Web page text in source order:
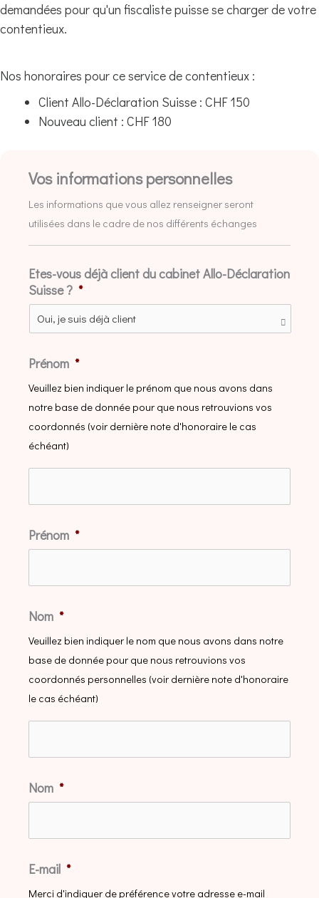
demandées pour qu'un fiscaliste puisse se charger de votre
contentieux.
Nos honoraires pour ce service de contentieux :
Client Allo-Déclaration Suisse : CHF 150
Nouveau client : CHF 180
Vos informations personnelles
Les informations que vous allez renseigner seront
utilisées dans le cadre de nos différents échanges
Etes-vous déjà client du cabinet Allo-Déclaration
Suisse ? *
Prénom *
Veuillez bien indiquer le prénom que nous avons dans
notre base de donnée pour que nous retrouvions vos
coordonnés (voir dernière note d'honoraire le cas
échéant)
Prénom *
Nom *
Veuillez bien indiquer le nom que nous avons dans notre
base de donnée pour que nous retrouvions vos
coordonnés personnelles (voir dernière note d'honoraire
le cas échéant)
Nom *
E-mail *
Merci d'indiquer de préférence votre adresse e-mail